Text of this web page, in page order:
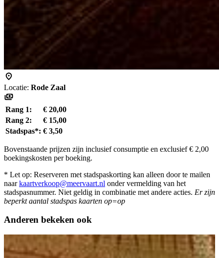
Locatie: Rode Zaal
Rang 1:
€ 20,00
Rang 2:
€ 15,00
Stadspas*: € 3,50
Bovenstaande prijzen zijn inclusief consumptie en exclusief € 2,00
boekingskosten per boeking.
* Let op: Reserveren met stadspaskorting kan alleen door te mailen
naarkaartverkoop@meervaart.nl onder vermelding van het
stadspasnummer. Niet geldig in combinatie met andere acties. Er zijn
beperkt aantal stadspas kaarten op=op
Anderen bekeken ook